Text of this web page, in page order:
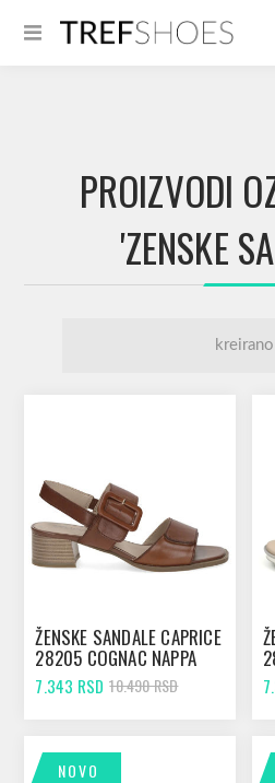
PROIZVODI
'ZENSKE
ŽENSKE SANDALE CAPRICE
28205 COGNAC NAPPA
7.343 RSD 10.490 RSD
NOVO